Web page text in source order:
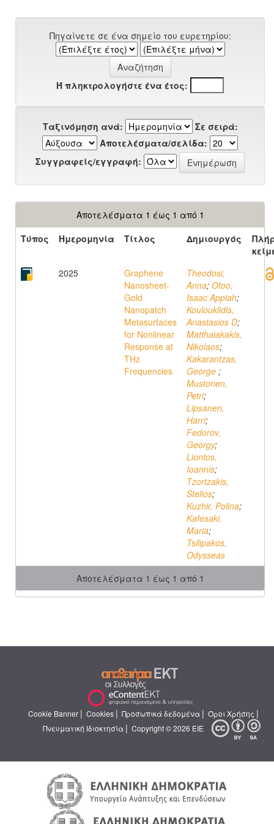
Πηγαίνετε σε ένα σημείο του ευρετηρίου:
Ή πληκτρολογήστε ένα έτος:
Ταξινόμηση ανά:
Σε σειρά:
Αποτελέσματα/σελίδα:
Συγγραφείς/εγγραφή:
Αποτελέσματα 1 έως 1 από 1
Τύπος
Ημερομηνία Τίτλος Δημιουργός
2025
Graphene
Nanosheet-
Gold
Nanopatch
Metasurfaces
for Nonlinear
Response at
THz
Frequencies
Theodosi,
Anna; Otoo,
Isaac Appiah;
Koulouklidis,
Anastasios D;
Matthaiakakis,
Nikolaos;
Kakarantzas,
George ;
Mustonen,
Petri;
Lipsanen,
Harri;
Fedorov,
Georgy;
Liontos,
Ioannis;
Tzortzakis,
Stelios;
Kuzhir, Polina;
Kafesaki,
Maria;
Tsilipakos,
Odysseas
Αποτελέσματα 1 έως 1 από 1
Cookie Banner | Cookies | Προσωπικά δεδομένα | Όροι Χρήσης |
Πνευματική Ιδιοκτησία | Copyright © 2026 ΕΙΕ